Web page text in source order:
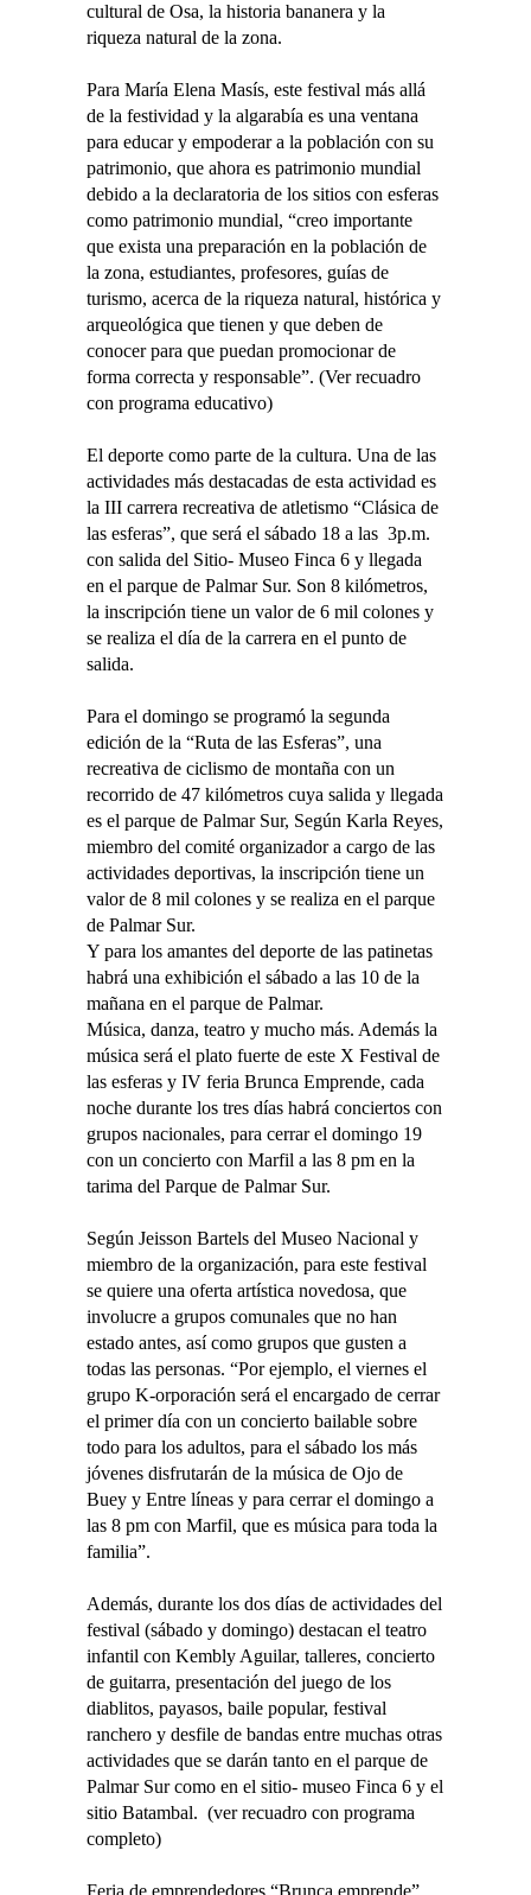
cultural de Osa, la historia bananera y la
riqueza natural de la zona.
Para María Elena Masís, este festival más allá
de la festividad y la algarabía es una ventana
para educar y empoderar a la población con su
patrimonio, que ahora es patrimonio mundial
debido a la declaratoria de los sitios con esferas
como patrimonio mundial, “creo importante
que exista una preparación en la población de
la zona, estudiantes, profesores, guías de
turismo, acerca de la riqueza natural, histórica y
arqueológica que tienen y que deben de
conocer para que puedan promocionar de
forma correcta y responsable”. (Ver recuadro
con programa educativo)
El deporte como parte de la cultura. Una de las
actividades más destacadas de esta actividad es
la III carrera recreativa de atletismo “Clásica de
las esferas”, que será el sábado 18 a las 3p.m.
con salida del Sitio- Museo Finca 6 y llegada
en el parque de Palmar Sur. Son 8 kilómetros,
la inscripción tiene un valor de 6 mil colones y
se realiza el día de la carrera en el punto de
salida.
Para el domingo se programó la segunda
edición de la “Ruta de las Esferas”, una
recreativa de ciclismo de montaña con un
recorrido de 47 kilómetros cuya salida y llegada
es el parque de Palmar Sur, Según Karla Reyes,
miembro del comité organizador a cargo de las
actividades deportivas, la inscripción tiene un
valor de 8 mil colones y se realiza en el parque
de Palmar Sur.
Y para los amantes del deporte de las patinetas
habrá una exhibición el sábado a las 10 de la
mañana en el parque de Palmar.
Música, danza, teatro y mucho más. Además la
música será el plato fuerte de este X Festival de
las esferas y IV feria Brunca Emprende, cada
noche durante los tres días habrá conciertos con
grupos nacionales, para cerrar el domingo 19
con un concierto con Marfil a las 8 pm en la
tarima del Parque de Palmar Sur.
Según Jeisson Bartels del Museo Nacional y
miembro de la organización, para este festival
se quiere una oferta artística novedosa, que
involucre a grupos comunales que no han
estado antes, así como grupos que gusten a
todas las personas. “Por ejemplo, el viernes el
grupo K-orporación será el encargado de cerrar
el primer día con un concierto bailable sobre
todo para los adultos, para el sábado los más
jóvenes disfrutarán de la música de Ojo de
Buey y Entre líneas y para cerrar el domingo a
las 8 pm con Marfil, que es música para toda la
familia”.
Además, durante los dos días de actividades del
festival (sábado y domingo) destacan el teatro
infantil con Kembly Aguilar, talleres, concierto
de guitarra, presentación del juego de los
diablitos, payasos, baile popular, festival
ranchero y desfile de bandas entre muchas otras
actividades que se darán tanto en el parque de
Palmar Sur como en el sitio- museo Finca 6 y el
sitio Batambal. (ver recuadro con programa
completo)